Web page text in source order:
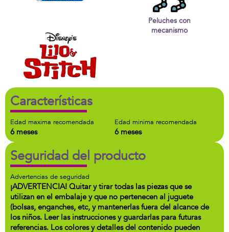
Peluches con
mecanismo
Características
Edad maxima recomendada
6 meses
Edad minima recomendada
6 meses
Seguridad del producto
Advertencias de seguridad
¡ADVERTENCIA! Quitar y tirar todas las piezas que se
utilizan en el embalaje y que no pertenecen al juguete
(bolsas, enganches, etc, y mantenerlas fuera del alcance de
los niños. Leer las instrucciones y guardarlas para futuras
referencias. Los colores y detalles del contenido pueden